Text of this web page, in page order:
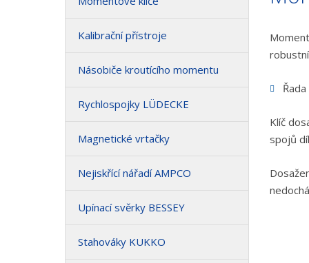
Kalibrační přístroje
Násobiče kroutícího momentu
Rychlospojky LÜDECKE
Magnetické vrtačky
Nejiskřící nářadí AMPCO
Upínací svěrky BESSEY
Stahováky KUKKO
Klíč
spojů